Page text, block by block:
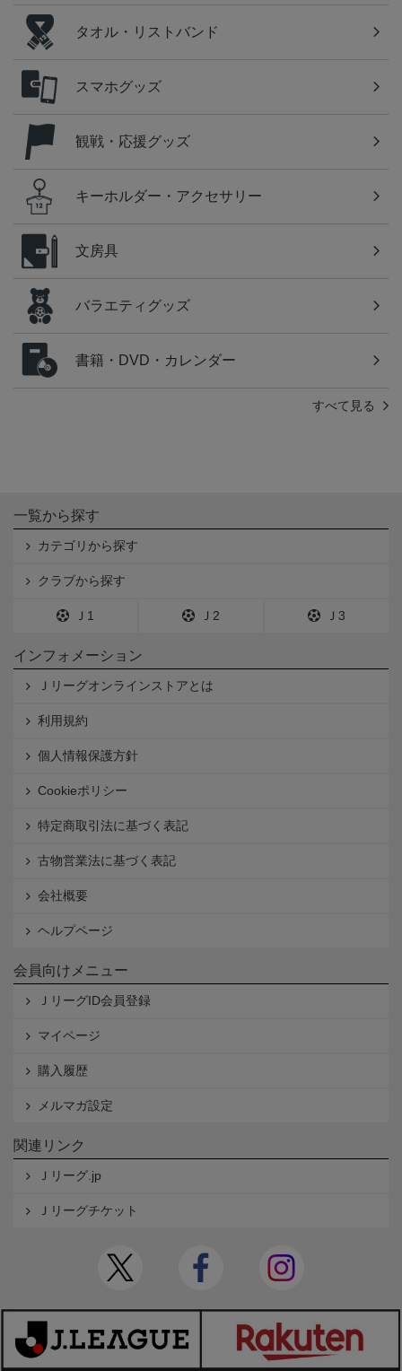
タオル・リストバンド
スマホグッズ
観戦・応援グッズ
キーホルダー・アクセサリー
文房具
バラエティグッズ
書籍・DVD・カレンダー
すべて見る
一覧から探す
カテゴリから探す
クラブから探す
Ｊ1 Ｊ2 Ｊ3
インフォメーション
Ｊリーグオンラインストアとは
利用規約
個人情報保護方針
Cookieポリシー
特定商取引法に基づく表記
古物営業法に基づく表記
会社概要
ヘルプページ
会員向けメニュー
ＪリーグID会員登録
マイページ
購入履歴
メルマガ設定
関連リンク
Ｊリーグ.jp
Ｊリーグチケット